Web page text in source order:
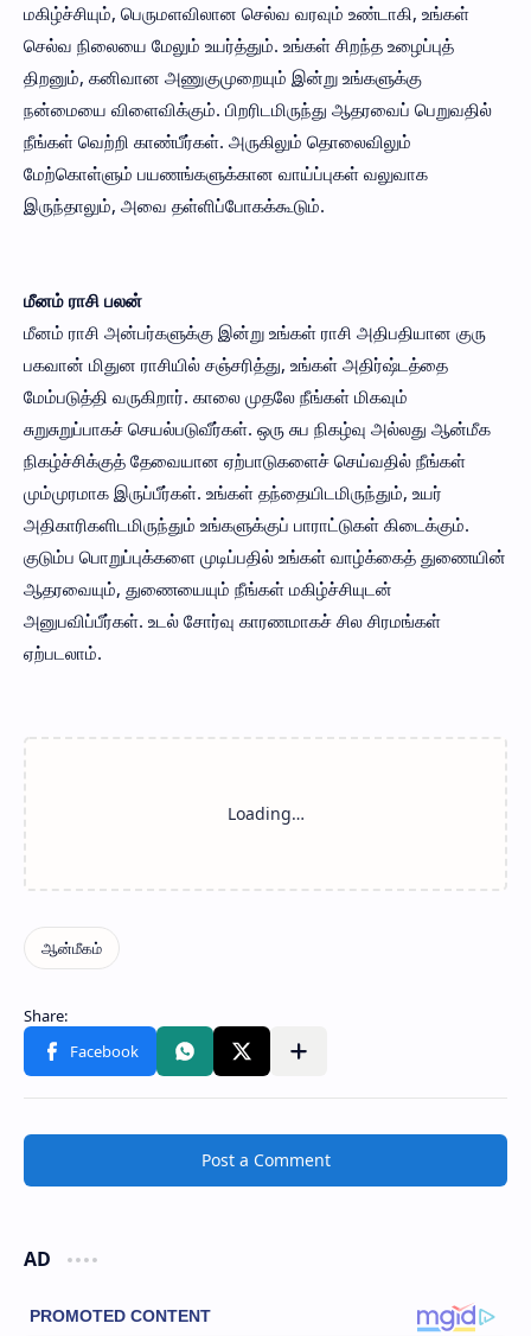
மகிழ்ச்சியும், பெருமளவிலான செல்வ வரவும் உண்டாகி, உங்கள்
செல்வ நிலையை மேலும் உயர்த்தும். உங்கள் சிறந்த உழைப்புத்
திறனும், கனிவான அணுகுமுறையும் இன்று உங்களுக்கு
நன்மையை விளைவிக்கும். பிறரிடமிருந்து ஆதரவைப் பெறுவதில்
நீங்கள் வெற்றி காண்பீர்கள். அருகிலும் தொலைவிலும்
மேற்கொள்ளும் பயணங்களுக்கான வாய்ப்புகள் வலுவாக
இருந்தாலும், அவை தள்ளிப்போகக்கூடும்.
மீனம் ராசி பலன்
மீனம் ராசி அன்பர்களுக்கு இன்று உங்கள் ராசி அதிபதியான குரு
பகவான் மிதுன ராசியில் சஞ்சரித்து, உங்கள் அதிர்ஷ்டத்தை
மேம்படுத்தி வருகிறார். காலை முதலே நீங்கள் மிகவும்
சுறுசுறுப்பாகச் செயல்படுவீர்கள். ஒரு சுப நிகழ்வு அல்லது ஆன்மீக
நிகழ்ச்சிக்குத் தேவையான ஏற்பாடுகளைச் செய்வதில் நீங்கள்
மும்முரமாக இருப்பீர்கள். உங்கள் தந்தையிடமிருந்தும், உயர்
அதிகாரிகளிடமிருந்தும் உங்களுக்குப் பாராட்டுகள் கிடைக்கும்.
குடும்ப பொறுப்புக்களை முடிப்பதில் உங்கள் வாழ்க்கைத் துணையின்
ஆதரவையும், துணையையும் நீங்கள் மகிழ்ச்சியுடன்
அனுபவிப்பீர்கள். உடல் சோர்வு காரணமாகச் சில சிரமங்கள்
ஏற்படலாம்.
Post a Comment
AD